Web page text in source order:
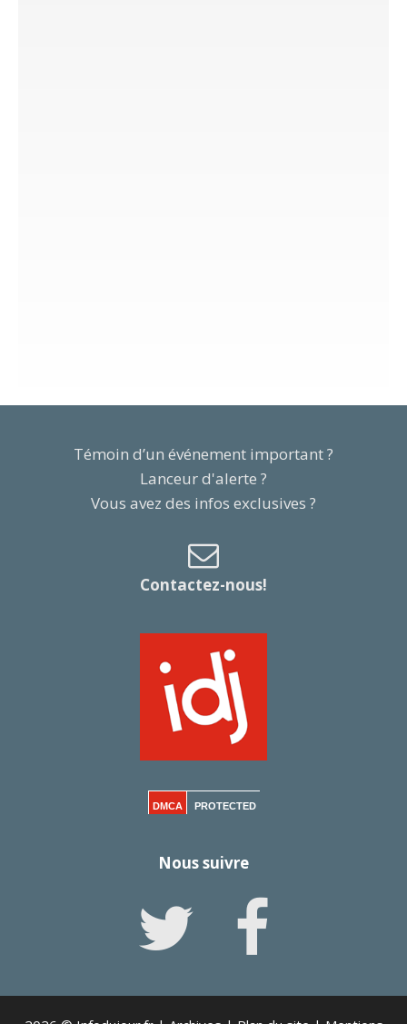
Témoin d’un événement important ?
Lanceur d'alerte ?
Vous avez des infos exclusives ?
Contactez-nous!
DMCA PROTECTED
Nous suivre